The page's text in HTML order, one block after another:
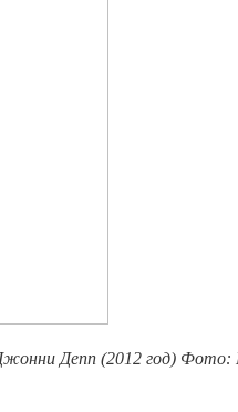
Депп (2012 год) Фото: